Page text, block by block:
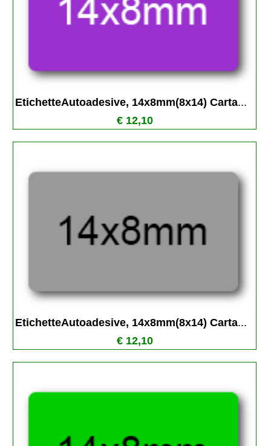
EtichetteAutoadesive, 14x8mm(8x14) Carta...
€ 12,10
EtichetteAutoadesive, 14x8mm(8x14) Carta...
€ 12,10